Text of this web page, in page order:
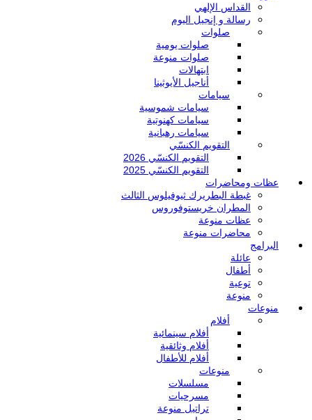
القداس الإلهي
رسالة و إنجيل اليوم
صلوات
صلوات يومية
صلوات منوعة
ابتهالات
أناجيل الأيوثينا
سيامات
سيامات شموسية
سيامات كهنوتية
سيامات رهبانية
التقويم الكنسّي
التقويم الكنسّي 2026
التقويم الكنسّي 2025
عظات ومحاضرات
غبطة البطريرك ثيوفيلوس الثالث
المطران خريستوفوروس
عظات منوعة
محاضرات منوعة
البرامج
عائلة
أطفال
توعية
منوعة
منوعات
أفلام
أفلام سينمائية
أفلام وثائقية
أفلام للأطفال
منوعات
مسلسلات
مسرحيات
تراتيل منوعة